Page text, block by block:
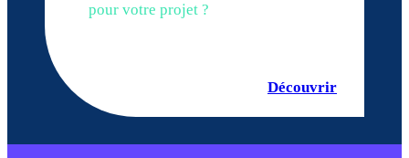
pour votre projet ?
Découvrir